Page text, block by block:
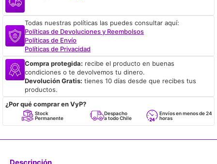
Todas nuestras políticas las puedes consultar aquí:
Políticas de Devoluciones y Reembolsos
Políticas de Envío
Políticas de Privacidad
Compra protegida: recibe el producto en buenas
condiciones o te devolvemos tu dinero.
Devolución Gratis: tienes 10 días desde que recibes tus
productos.
¿Por qué comprar en VyP?
Stock
Permanente
Despacho
a todo Chile
Envíos en menos de 24
horas